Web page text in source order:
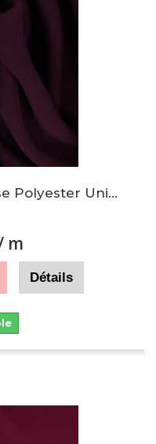
Polyester Uni...
m
Détails